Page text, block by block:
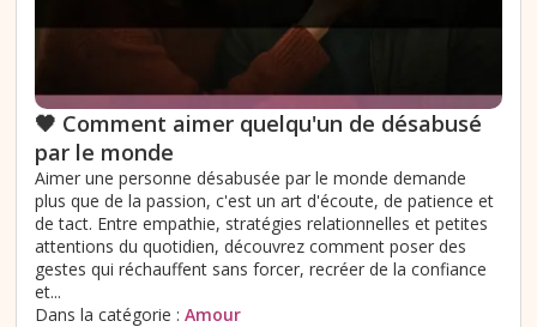
🖤 Comment aimer quelqu'un de désabusé
par le monde
Aimer une personne désabusée par le monde demande
plus que de la passion, c'est un art d'écoute, de patience et
de tact. Entre empathie, stratégies relationnelles et petites
attentions du quotidien, découvrez comment poser des
gestes qui réchauffent sans forcer, recréer de la confiance
et...
Dans la catégorie : Amour